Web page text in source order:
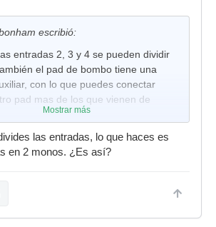
escribió:
entradas 2, 3 y 4 se pueden dividir
el pad de bombo tiene una
con lo que puedes conectar
pad mas de los que vienen de
Mostrar más
las entradas, lo que haces es
en 2 monos. ¿Es así?